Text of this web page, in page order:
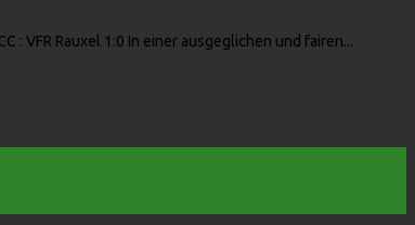
: VFR Rauxel 1:0 In einer ausgeglichen und fairen...